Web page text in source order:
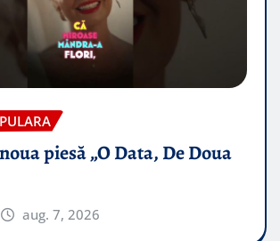
piesă „O Data, De Doua
aug. 7, 2026